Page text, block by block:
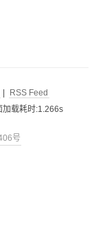
RSS Feed
加载耗时:1.266s
号